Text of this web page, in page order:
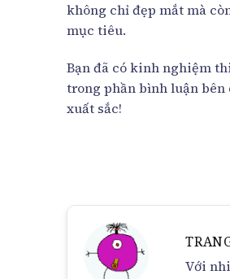
không chỉ đẹp mắt mà
mục tiêu.
Bạn đã có kinh nghiệm
trong phần bình luận
xuất sắc!
Với